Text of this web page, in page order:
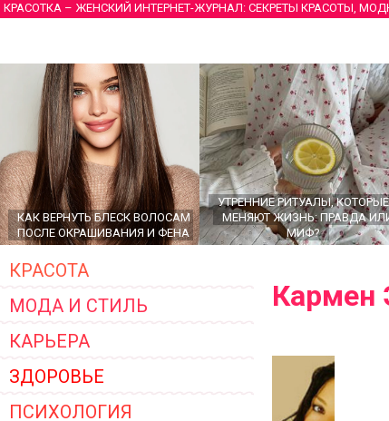
КРАСОТКА – ЖЕНСКИЙ ИНТЕРНЕТ-ЖУРНАЛ: СЕКРЕТЫ КРАСОТЫ,
КАК ВЕРНУТЬ БЛЕСК ВОЛОСАМ
ПОСЛЕ ОКРАШИВАНИЯ И ФЕНА
УТРЕННИЕ РИТУАЛЫ, КОТОРЫЕ
МЕНЯЮТ ЖИЗНЬ: ПРАВДА
МИФ?
ГЛАВНЫЕ ТРЕНДЫ ВЕРХНЕЙ
КРАСОТА
МОДА И СТИЛЬ
КАРЬЕРА
ЗДОРОВЬЕ
ПСИХОЛОГИЯ
Кармен